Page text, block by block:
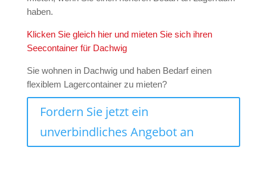
haben.
Klicken Sie gleich hier und mieten Sie sich ihren
Seecontainer für Dachwig
Sie wohnen in Dachwig und haben Bedarf einen
flexiblem Lagercontainer zu mieten?
Fordern Sie jetzt ein
unverbindliches Angebot an